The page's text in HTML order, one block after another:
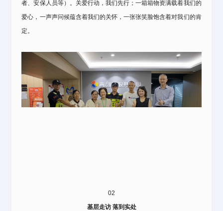
者、安保人员等）。关爱行动，我们先行；一箱箱物资满载着我们的
爱心，一声声问候蕴含着我们的关怀，一张张笑脸饱含着对我们的肯
定。
02
基层走访 落到实处